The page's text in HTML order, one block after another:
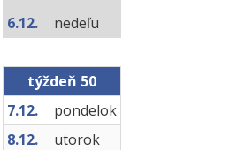
6.12.
nedeľu
týždeň 50
7.12.
pondelok
8.12.
utorok